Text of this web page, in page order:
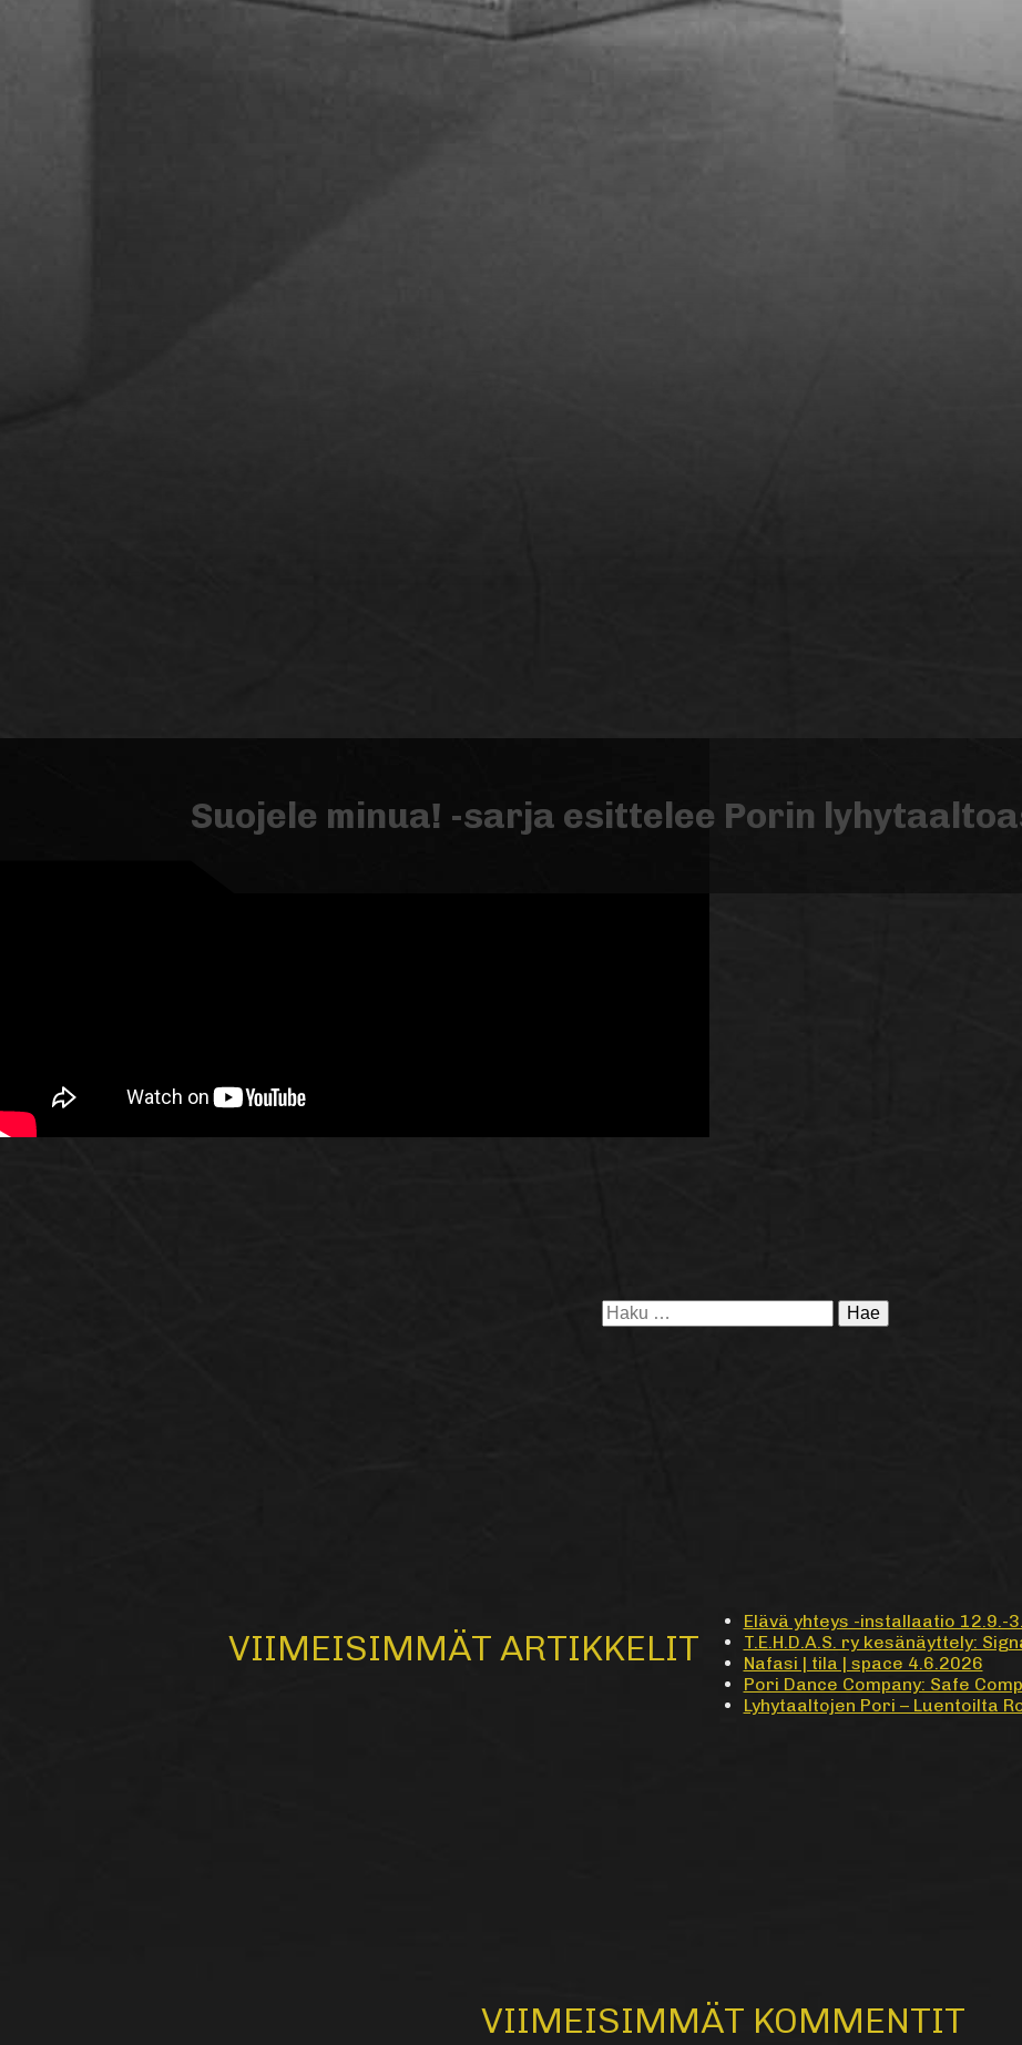
Suojele minua! -sarja esittelee Porin
Haku:
VIIMEISIMMÄT ARTIKKELIT
Elävä yhteys -installaatio 12.9.-
T.E.H.D.A.S. ry kesänäyttely:
Nafasi | tila | space 4.6.2026
Pori Dance Company: Safe
Lyhytaaltojen Pori – Luentoilta
VIIMEISIMMÄT KOMMENTIT